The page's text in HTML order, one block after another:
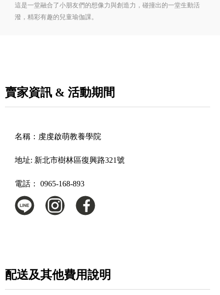
這是一堂融合了小朋友們的想像力與創造力，碰撞出的一堂生動活
潑，精彩有趣的兒童瑜伽課。
賣家資訊 & 活動期間
名稱： 虔虔啟萌教養學院
地址: 新北市樹林區復興路321號
電話： 0965-168-893
配送及其他費用說明